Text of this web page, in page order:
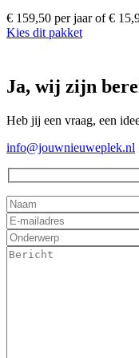
€ 159,50 per jaar of €
Kies dit pakket
Ja, wij zijn
Heb jij een vraag, een
info@jouwnieuweplek.nl